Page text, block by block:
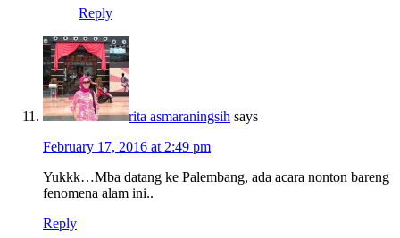
Reply
rita asmaraningsih says
February 17, 2016 at 2:49 pm
Yukkk…Mba datang ke Palembang, ada acara nonton bareng
fenomena alam ini..
Reply